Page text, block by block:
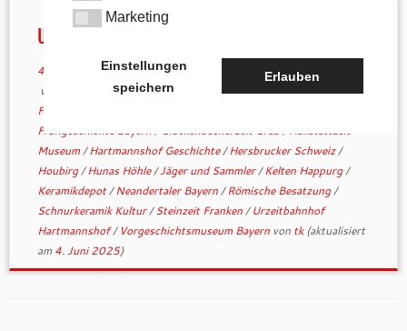
Mammuts und Höhlenbären […]
Urzeitbahnhof Hartmannshof
4. Juni 2024inandere Wanderwege
Geschichtliches
verschlagwortetAltsteinzeit Funde /archäologische Region
Franken
Frühgeschichte Bayern / Glockenbecherzeit Grab / Hallstattzeit
Museum/Hartmannshof Geschichte/Hersbrucker Schweiz/
Houbirg/Hunas Höhle/Jäger und Sammler/Kelten Happurg/
Keramikdepot/Neandertaler Bayern/Römische Besatzung/
Schnurkeramik Kultur/Steinzeit Franken/Urzeitbahnhof
Hartmannshof/ Vorgeschichtsmuseum Bayern von tk(aktualisiert
am 4. Juni 2025)
MarketingMarketing
Einstellungen
speichern
Erlauben